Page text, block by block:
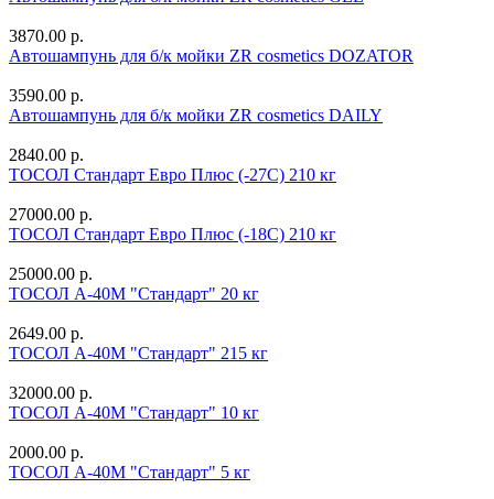
3870.00 р.
Автошампунь для б/к мойки ZR cosmetics DOZATOR
3590.00 р.
Автошампунь для б/к мойки ZR cosmetics DAILY
2840.00 р.
ТОСОЛ Стандарт Евро Плюс (-27С) 210 кг
27000.00 р.
ТОСОЛ Стандарт Евро Плюс (-18С) 210 кг
25000.00 р.
ТОСОЛ А-40М "Стандарт" 20 кг
2649.00 р.
ТОСОЛ А-40М "Стандарт" 215 кг
32000.00 р.
ТОСОЛ А-40М "Стандарт" 10 кг
2000.00 р.
ТОСОЛ А-40М "Стандарт" 5 кг